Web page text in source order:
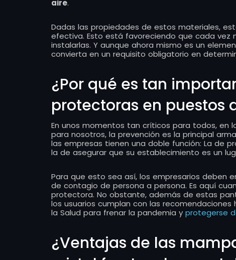
aire.
Dadas las propiedades de estos materiales,
efectiva. Esto está favoreciendo que cada vez
instalarlas. Y aunque ahora mismo es un
convierta en un requisito obligatorio en
¿Por qué es tan
protectoras en puestos
En unos momentos tan críticos para todos,
para nosotros, la prevención es la principal
las empresas tienen una doble función: La de
la de asegurar que su establecimiento es un
Para que esto sea así, los empresarios deben
de contagio de persona a persona. Es aquí
protectora. No obstante, además de estas
los usuarios cumplan con las
la Salud para frenar la pandemia y protegerse
¿Ventajas de las